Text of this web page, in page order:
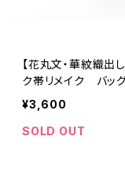
【花丸文・華紋織
ク帯リメイク バッ
ム型スクエアポーチ】
ポーチ 旅行 誕生
トにも。
¥3,600
SOLD OUT